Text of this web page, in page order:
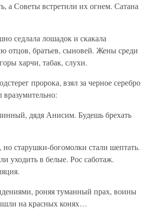
а Советы встретили их огнем. Сатана
седлала лошадок и скакала
отцов, братьев, сыновей. Жены среди
харчи, табак, слухи.
пророка, взял за черное серебро
дядя Анисим. Будешь брехать
старушки-богомолки стали шептать.
уходить в белые. Рос саботаж.
роняя туманный прах, воины
на красных конях…